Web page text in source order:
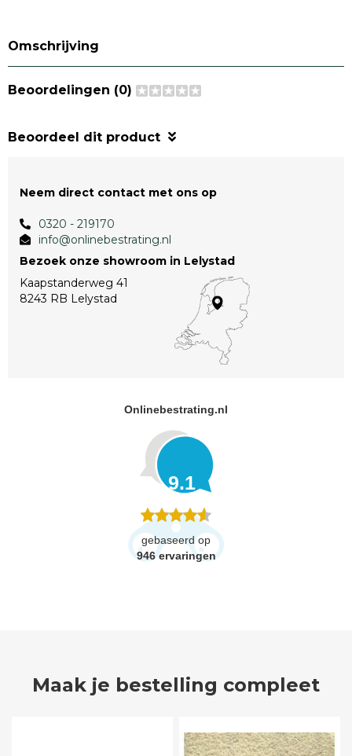
Omschrijving
Beoordelingen (0)
Beoordeel dit product
Neem direct contact met ons op
0320 - 219170
info@onlinebestrating.nl
Bezoek onze showroom in Lelystad
Kaapstanderweg 41
8243 RB Lelystad
Onlinebestrating.nl
9.1
gebaseerd op
946 ervaringen
Maak je bestelling compleet